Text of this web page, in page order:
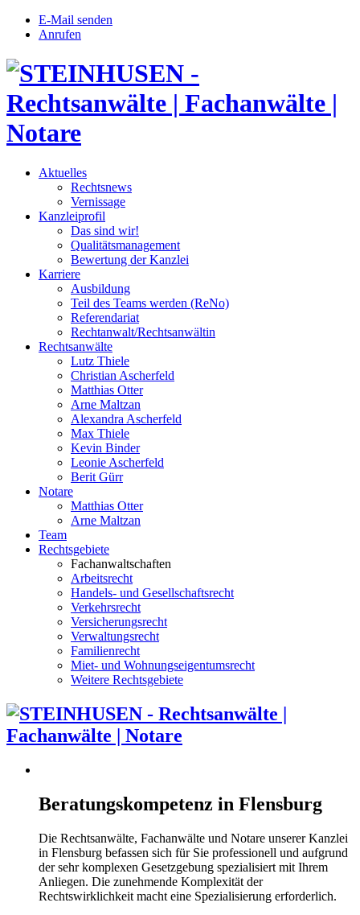
E-Mail senden
Anrufen
Aktuelles
Rechtsnews
Vernissage
Kanzleiprofil
Das sind wir!
Qualitätsmanagement
Bewertung der Kanzlei
Karriere
Ausbildung
Teil des Teams werden (ReNo)
Referendariat
Rechtanwalt/Rechtsanwältin
Rechtsanwälte
Lutz Thiele
Christian Ascherfeld
Matthias Otter
Arne Maltzan
Alexandra Ascherfeld
Max Thiele
Kevin Binder
Leonie Ascherfeld
Berit Gürr
Notare
Matthias Otter
Arne Maltzan
Team
Rechtsgebiete
Fachanwaltschaften
Arbeitsrecht
Handels- und Gesellschaftsrecht
Verkehrsrecht
Versicherungsrecht
Verwaltungsrecht
Familienrecht
Miet- und Wohnungseigentumsrecht
Weitere Rechtsgebiete
Beratungskompetenz in Flensburg
Die Rechtsanwälte, Fachanwälte und Notare unserer Kanzlei
in Flensburg befassen sich für Sie professionell und aufgrund
der sehr komplexen Gesetzgebung spezialisiert mit Ihrem
Anliegen. Die zunehmende Komplexität der
Rechtswirklichkeit macht eine Spezialisierung erforderlich.